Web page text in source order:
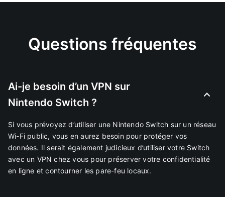
Questions fréquentes
Ai-je besoin d’un VPN sur
Nintendo Switch ?
Si vous prévoyez d’utiliser une Nintendo Switch sur un réseau
Wi-Fi public, vous en aurez besoin pour protéger vos
données. Il serait également judicieux d’utiliser votre Switch
avec un VPN chez vous pour préserver votre confidentialité
en ligne et contourner les pare-feu locaux.